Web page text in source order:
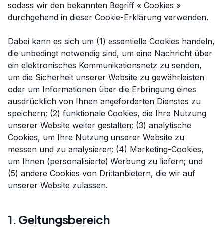
sodass wir den bekannten Begriff « Cookies »
durchgehend in dieser Cookie-Erklärung verwenden.
Dabei kann es sich um (1) essentielle Cookies handeln,
die unbedingt notwendig sind, um eine Nachricht über
ein elektronisches Kommunikationsnetz zu senden,
um die Sicherheit unserer Website zu gewährleisten
oder um Informationen über die Erbringung eines
ausdrücklich von Ihnen angeforderten Dienstes zu
speichern; (2) funktionale Cookies, die Ihre Nutzung
unserer Website weiter gestalten; (3) analytische
Cookies, um Ihre Nutzung unserer Website zu
messen und zu analysieren; (4) Marketing-Cookies,
um Ihnen (personalisierte) Werbung zu liefern; und
(5) andere Cookies von Drittanbietern, die wir auf
unserer Website zulassen.
1. Geltungsbereich